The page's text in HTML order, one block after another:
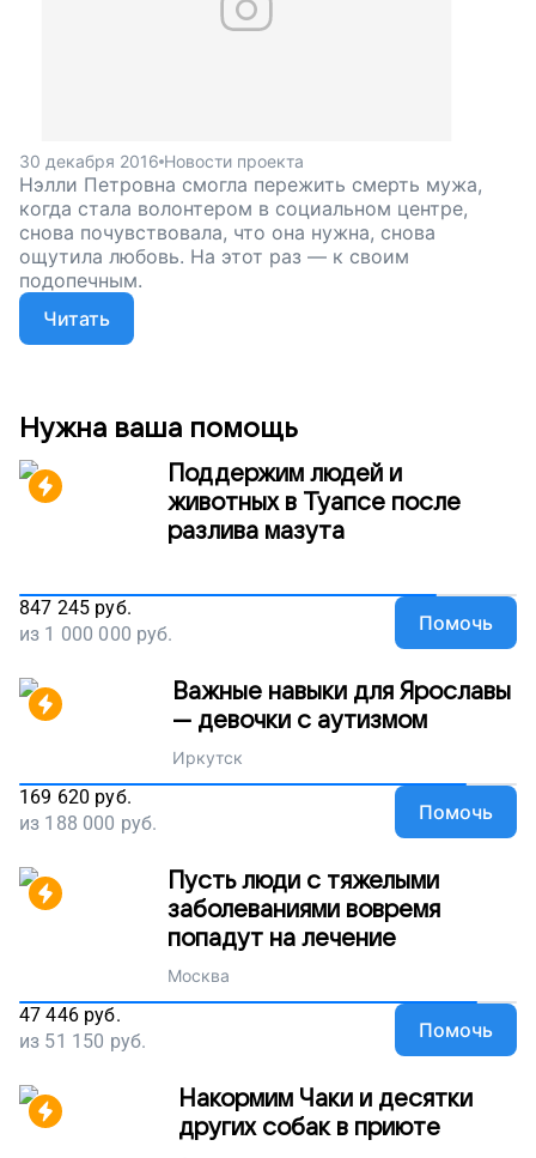
30 декабря 2016 Новости проекта
Нэлли Петровна смогла пережить смерть мужа,
когда стала волонтером в социальном центре,
снова почувствовала, что она нужна, снова
ощутила любовь. На этот раз — к своим
подопечным.
Читать
Нужна ваша помощь
Поддержим людей и
животных в Туапсе после
разлива мазута
847 245 руб.
из 1 000 000 руб. Помочь
Важные навыки для Ярославы
— девочки с аутизмом
Иркутск
169 620 руб.
из 188 000 руб. Помочь
Пусть люди с тяжелыми
заболеваниями вовремя
попадут на лечение
Москва
47 446 руб.
из 51 150 руб. Помочь
Накормим Чаки и десятки
других собак в приюте